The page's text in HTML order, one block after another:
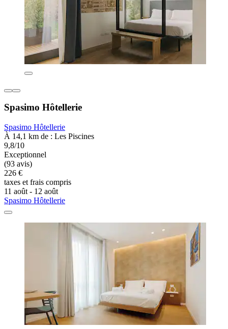
Spasimo Hôtellerie
Spasimo Hôtellerie
À 14,1 km de : Les Piscines
9,8/10
Exceptionnel
(93 avis)
226 €
taxes et frais compris
11 août - 12 août
Spasimo Hôtellerie